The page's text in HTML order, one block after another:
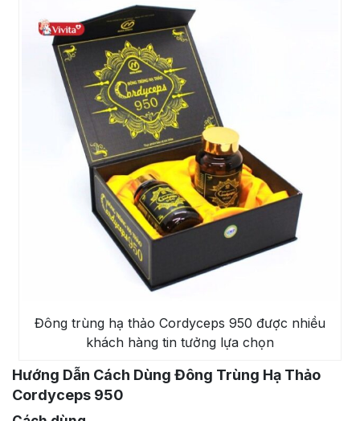
Đông trùng hạ thảo Cordyceps 950 được nhiều
khách hàng tin tưởng lựa chọn
Hướng Dẫn Cách Dùng Đông Trùng Hạ Thảo
Cordyceps 950